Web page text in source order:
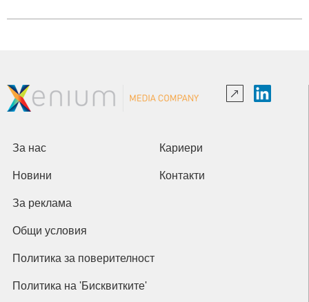
За нас Кариери
Новини Контакти
За реклама
Общи условия
Политика за поверителност
Политика на 'Бисквитките'